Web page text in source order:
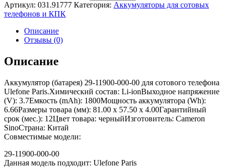
Артикул: 031.91777 Категория: Аккумуляторы для сотовых
телефонов и КПК
Описание
Отзывы (0)
Описание
Аккумулятор (батарея) 29-11900-000-00 для сотового телефона
Ulefone Paris.Химический состав: Li-ionВыходное напряжение
(V): 3.7Емкость (mAh): 1800Мощность аккумулятора (Wh):
6.66Размеры товара (мм): 81.00 x 57.50 x 4.00Гарантийный
срок (мес.): 12Цвет товара: черныйИзготовитель: Cameron
SinoСтрана: Китай
Совместимые модели:
29-11900-000-00
Данная модель подходит: Ulefone Paris